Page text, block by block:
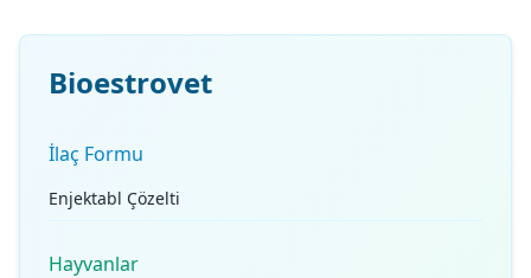
Bioestrovet
İlaç Formu
Enjektabl Çözelti
Hayvanlar